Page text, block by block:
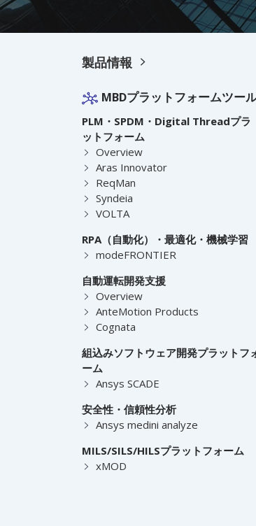
製品情報
MBDプラットフォームツー
PLM・SPDM・Digital Threadプラ
ットフォーム
Overview
Aras Innovator
ReqMan
Syndeia
VOLTA
RPA（自動化）・最適化・機械学習
modeFRONTIER
自動運転開発支援
Overview
AnteMotion Products
Cognata
組込みソフトウェア開発プラットフ
ーム
Ansys SCADE
安全性・信頼性分析
Ansys medini analyze
MILS/SILS/HILSプラットフォーム
xMOD